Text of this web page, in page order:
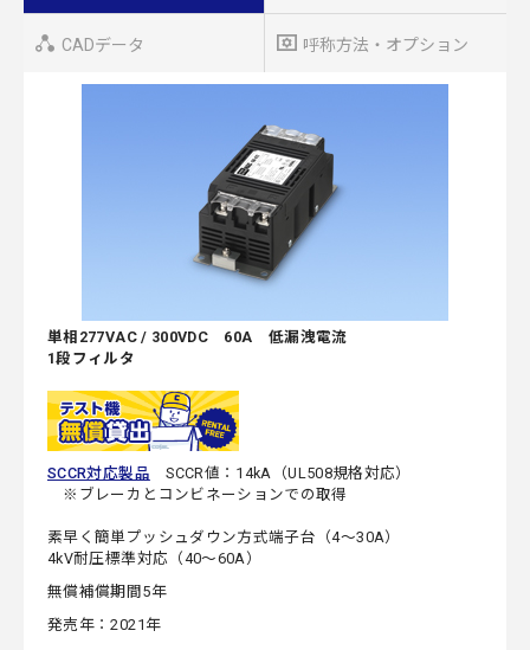
CADデータ 呼称方法・オプション
単相277VAC / 300VDC 60A 低漏洩電流
1段フィルタ
SCCR対応製品 SCCR値：14kA（UL508規格対応）
※ブレーカとコンビネーションでの取得
素早く簡単プッシュダウン方式端子台（4～30A）
4kV耐圧標準対応（40～60A）
無償補償期間5年
発売年：2021年